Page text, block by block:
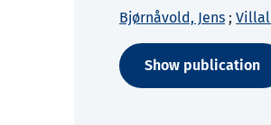
Bjørnåvold, Jens ;
Show publication